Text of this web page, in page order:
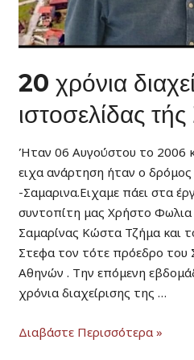
20 χρόνια
ιστοσελίδας
Ήταν 06 Αυγούστου το 2006
ειχα ανάρτηση ήταν ο
-Σαμαρινα.Ειχαμε πάει στα
συντοπίτη μας Χρήστο
Σαμαρίνας Κώστα Τζήμα και
Στεφα τον τότε πρόεδρο του
Αθηνών . Την επόμενη
χρόνια διαχείρισης της …
20
Διαβάστε Περισσότερα »